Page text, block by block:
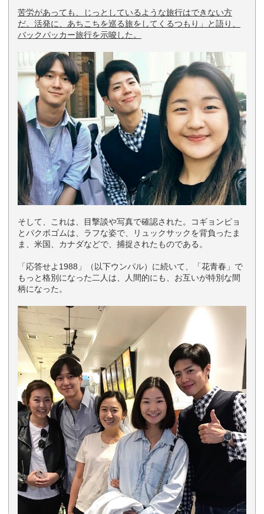
苦労があっても、じっとしているような旅行はできない方
だ。 活発に、あちこちを巡る旅をしてくるつもり」と語り、
バックパッカー旅行を示唆した。
そして、これは、目撃談や写真で確認された。コギョンピョ
とパクボゴムは、ラフな姿で、リュックサックを背負ったま
ま、米国、カナダなどで、捕捉されたものである。
「応答せよ1988」（以下ウンパル）に続いて、「花青春」で
もっと格別になった二人は、人間的にも、お互いが特別な間
柄になった。